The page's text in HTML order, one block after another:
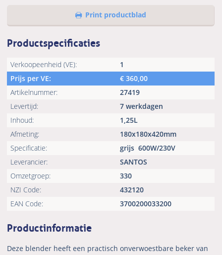
Print productblad
Productspecificaties
Verkoopeenheid (VE):
1
Prijs per VE:
€360,00
Artikelnummer:
27419
Levertijd:
7 werkdagen
Inhoud:
1,25L
Afmeting:
180x180x420mm
Specificatie:
grijs600W/230V
Leverancier:
SANTOS
Omzetgroep:
330
NZI Code:
432120
EAN Code:
3700200033200
Productinformatie
Deze blender heeft een practisch onverwoestbare beker van